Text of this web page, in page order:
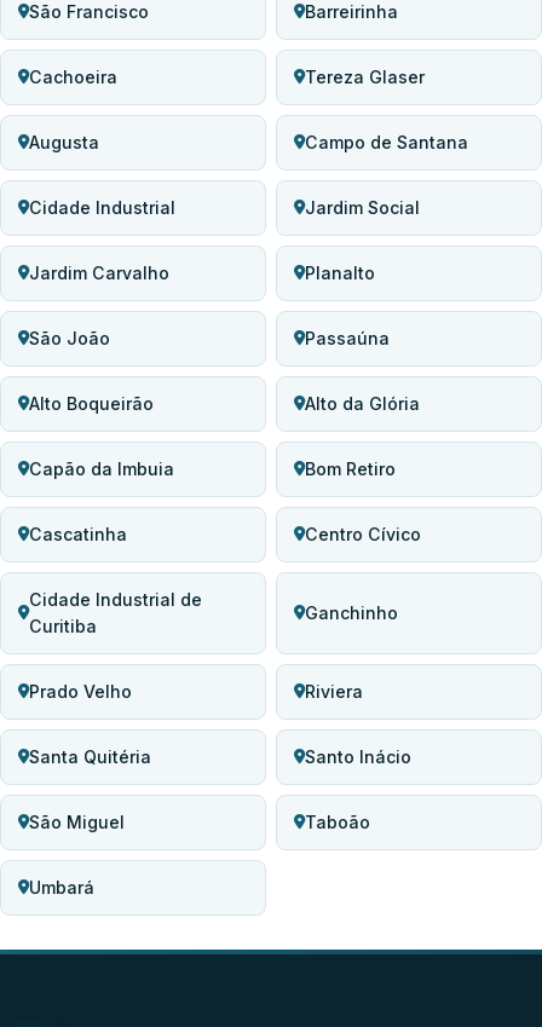
São Francisco Barreirinha
Cachoeira Tereza Glaser
Augusta Campo de Santana
Cidade Industrial Jardim Social
Jardim Carvalho Planalto
São João Passaúna
Alto Boqueirão Alto da Glória
Capão da Imbuia Bom Retiro
Cascatinha Centro Cívico
Cidade Industrial de
Curitiba
Ganchinho
Prado Velho Riviera
Santa Quitéria Santo Inácio
São Miguel Taboão
Umbará